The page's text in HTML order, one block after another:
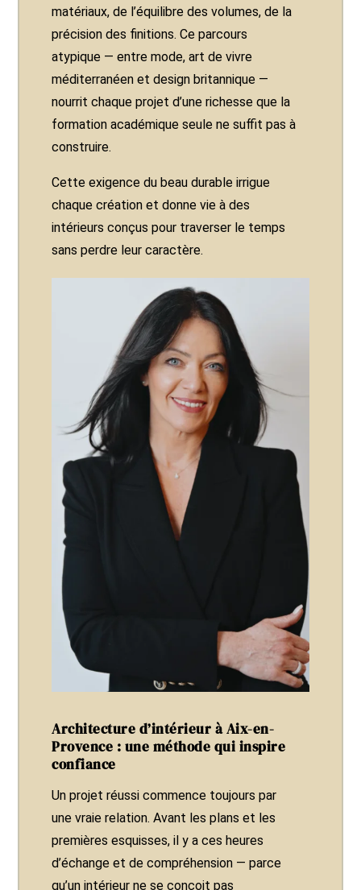
matériaux, de l’équilibre des volumes, de la
précision des finitions. Ce parcours
atypique — entre mode, art de vivre
méditerranéen et design britannique —
nourrit chaque projet d’une richesse que la
formation académique seule ne suffit pas à
construire.
Cette exigence du beau durable irrigue
chaque création et donne vie à des
intérieurs conçus pour traverser le temps
sans perdre leur caractère.
Architecture d’intérieur à Aix-en-
Provence : une méthode qui inspire
confiance
Un projet réussi commence toujours par
une vraie relation. Avant les plans et les
premières esquisses, il y a ces heures
d’échange et de compréhension — parce
qu’un intérieur ne se conçoit pas